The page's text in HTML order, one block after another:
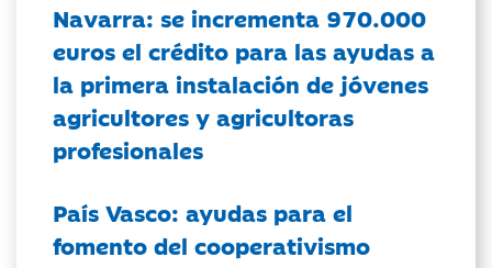
Navarra: se incrementa 970.000
euros el crédito para las ayudas a
la primera instalación de jóvenes
agricultores y agricultoras
profesionales
País Vasco: ayudas para el
fomento del cooperativismo